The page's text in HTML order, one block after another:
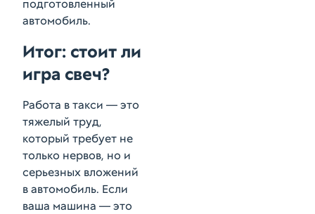
подготовленный
автомобиль.
Итог: стоит ли
игра свеч?
Работа в такси — это
тяжелый труд,
который требует не
только нервов, но и
серьезных вложений
в автомобиль. Если
ваша машина — это